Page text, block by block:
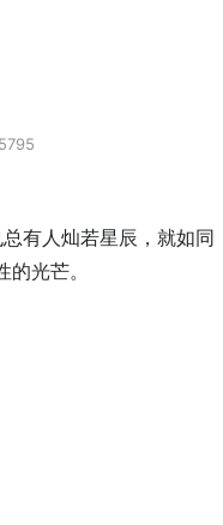
有人灿若星辰，就如同
光芒。